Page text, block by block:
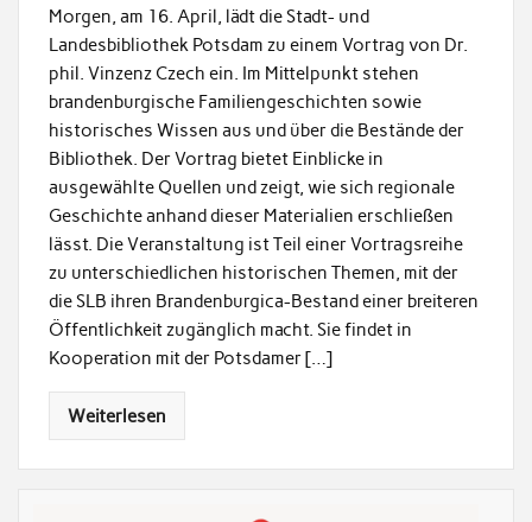
Morgen, am 16. April, lädt die Stadt- und
Landesbibliothek Potsdam zu einem Vortrag von Dr.
phil. Vinzenz Czech ein. Im Mittelpunkt stehen
brandenburgische Familiengeschichten sowie
historisches Wissen aus und über die Bestände der
Bibliothek. Der Vortrag bietet Einblicke in
ausgewählte Quellen und zeigt, wie sich regionale
Geschichte anhand dieser Materialien erschließen
lässt. Die Veranstaltung ist Teil einer Vortragsreihe
zu unterschiedlichen historischen Themen, mit der
die SLB ihren Brandenburgica-Bestand einer breiteren
Öffentlichkeit zugänglich macht. Sie findet in
Kooperation mit der Potsdamer […]
Weiterlesen